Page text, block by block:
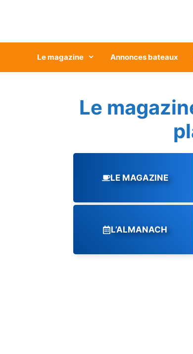
Le magazine Annonces bateaux
Le
LE MAGAZINE
L’ALMANACH